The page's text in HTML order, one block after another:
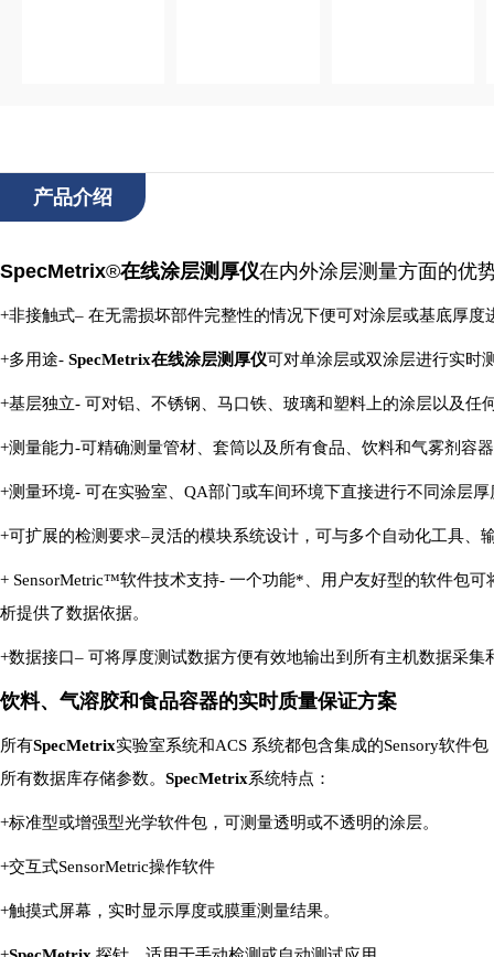
产品介绍
SpecMetrix®在线涂层测厚仪在内外涂层测量方面的优
+非接触式– 在无需损坏部件完整性的情况下便可对涂层或基底厚度
+多用途- SpecMetrix在线涂层测厚仪可对单涂层或双涂层进行实时
+基层独立- 可对铝、不锈钢、马口铁、玻璃和塑料上的涂层以及任
+测量能力-可精确测量管材、套筒以及所有食品、饮料和气雾剂容
+测量环境- 可在实验室、 QA部门或车间环境下直接进行不同涂层
+可扩展的检测要求–灵活的模块系统设计，可与多个自动化工具、
+ SensorMetric™软件技术支持- 一个功能*、用户友好型的软件包可
析提供了数据依据。
+数据接口– 可将厚度测试数据方便有效地输出到所有主机数据采集
饮料、气溶胶和食品容器的实时质量保证方案
所有SpecMetrix实验室系统和ACS 系统都包含集成的Sensory软件包
所有数据库存储参数。 SpecMetrix系统特点：
+标准型或增强型光学软件包，可测量透明或不透明的涂层。
+交互式SensorMetric操作软件
+触摸式屏幕，实时显示厚度或膜重测量结果。